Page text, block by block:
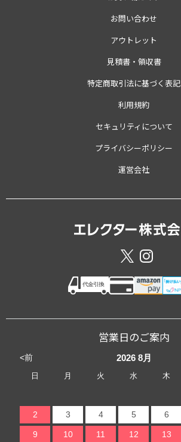
お問い合わせ
アウトレット
見積書・領収書
特定商取引法に基づく表記
利用規約
セキュリティについて
プライバシーポリシー
運営会社
営業日のご案内
<前 2026 8月
日 月 火 水 木
2 3 4 5 6
9 10 11 12 13